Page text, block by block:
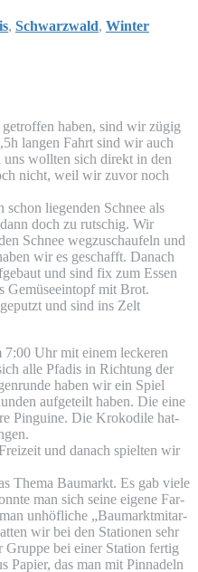
, Schwarzwald, Winter
haben, sind wir zügig
lan­gen Fahrt sind wir auch
woll­ten sich direkt in den
nicht, weil wir zuvor noch
lie­gen­den Schnee als
doch zu rut­schig. Wir
Schnee weg­zu­schau­feln und
wir es geschafft. Danach
und sind fix zum Essen
Gemü­se­ein­topf mit Brot.
und sind ins Zelt
7:00 Uhr mit einem lecke­ren
alle Pfadis in Rich­tung der
haben wir ein Spiel
auf­ge­teilt haben. Die eine
Pin­gui­ne. Die Kro­ko­di­le hat­
und danach spiel­ten wir
The­ma Bau­markt. Es gab vie­le
man sich sei­ne eige­ne Far­
unhöf­li­che „Bau­markt­mit­ar­
wir bei den Sta­tio­nen sehr
Grup­pe bei einer Sta­ti­on fer­tig
Papier, das man mit Pin­na­deln